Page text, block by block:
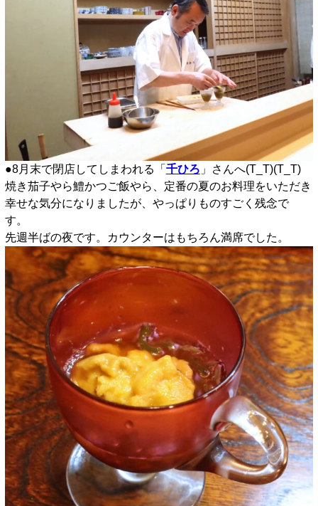
●8月末で閉店してしまわれる「 千ひろ 」さんへ(T_T)(T_T)
焼き茄子やら鱧かつご飯やら、定番の夏のお料理をいただき
幸せな気分になりましたが、やっぱりものすごく残念で
す。
先週半ばの夜です。カウンターはもちろん満席でした。